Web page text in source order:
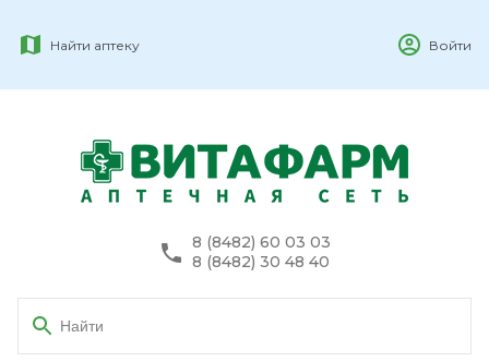
Найти аптеку Войти
8 (8482) 60 03 03
8 (8482) 30 48 40